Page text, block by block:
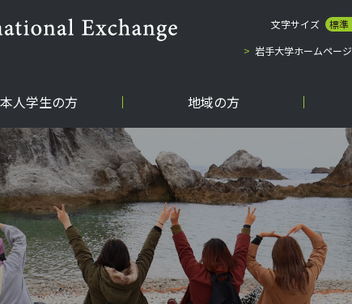
文字サイズ 標準
岩手大学ホームページ
人学生の方 地域の方